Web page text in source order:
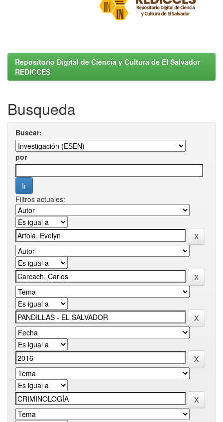
Repositorio Digital de Ciencia y Cultura de El Salvador
REDICCES
Busqueda
Buscar:
por
Filtros actuales: